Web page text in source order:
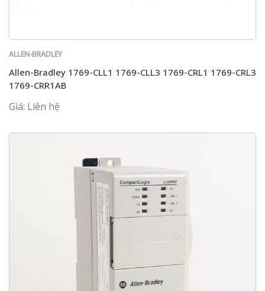
ALLEN-BRADLEY
Allen-Bradley 1769-CLL1 1769-CLL3 1769-CRL1 1769-CRL3
1769-CRR1AB
Giá: Liên hệ